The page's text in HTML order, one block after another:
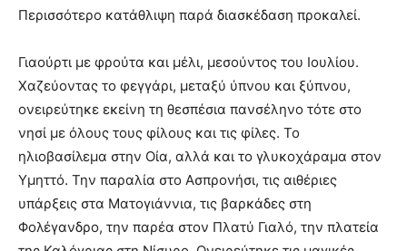
Περισσότερο κατάθλιψη παρά διασκέδαση προκαλεί.
Γιαούρτι με φρούτα και μέλι, μεσούντος του Ιουλίου.
Χαζεύοντας το φεγγάρι, μεταξύ ύπνου και ξύπνου,
ονειρεύτηκε εκείνη τη θεσπέσια πανσέληνο τότε στο
νησί με όλους τους φίλους και τις φίλες. Το
ηλιοβασίλεμα στην Οία, αλλά και το γλυκοχάραμα στον
Υμηττό. Την παραλία στο Ασπρονήσι, τις αιθέριες
υπάρξεις στα Ματογιάννια, τις βαρκάδες στη
Φολέγανδρο, την παρέα στον Πλατύ Γιαλό, την πλατεία